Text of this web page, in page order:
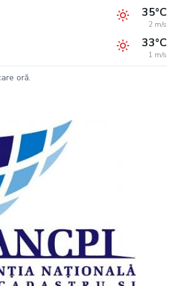
35°C
2 m/s
33°C
1 m/s
oră.